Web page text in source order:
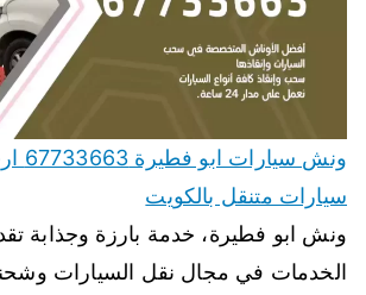
ونش
سيارات متنقل بالكويت
ونش ابو فطيرة، خدمة بارزة وجذابة
الخدمات في مجال نقل السيارات